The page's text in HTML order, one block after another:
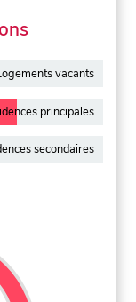
vacants
principales
secondaires